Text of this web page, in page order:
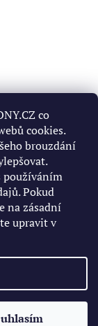
co
cookies.
brouzdání
používáním
Pokud
na zásadní
upravit v
vyhrazena.